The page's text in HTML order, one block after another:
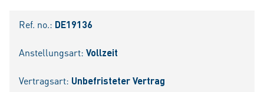
Ref. no.: DE19136
Anstellungsart: Vollzeit
Vertragsart: Unbefristeter Vertrag